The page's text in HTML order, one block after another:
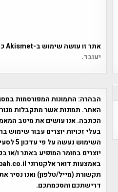
אתר זו עושה שימוש ב-Akismet כדי לסנן תגובות זבל.
יעובד.
הבהרה: התמונות המפורסמות
האתר. תמונות אשר מתקבלות
הכתבה. אנו עושים את מיטב
בעלי זכויות יוצרים עבור שימוש
יוצרים בחומר המופיע באתר ו/או
תקשורת (מייל/טלפון) ואנו נסיר
דרישתכם והסכמתכם.